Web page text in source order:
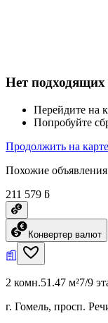
Нет подходящих
Перейдите на
Попробуйте
Продолжить на карте
Похожие объявления
211 579 ƃ
Конвертер валют
2 комн.51.47 м²7/9
г. Гомель, просп.